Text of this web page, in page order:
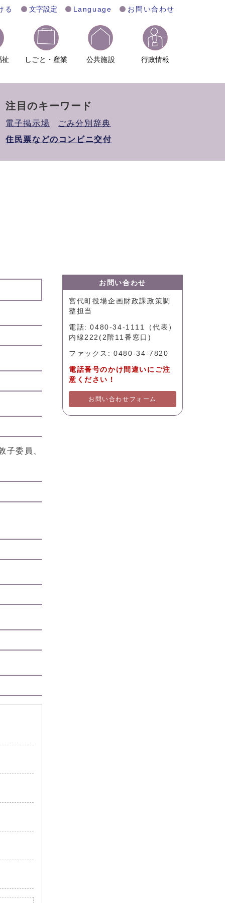
る 文字設定 Language お問い合わせ
祉 しごと・産業 公共施設 行政情報
注目のキーワード
電子掲示場
ごみ分別辞典
住民票などのコンビニ交付
子委員、
お問い合わせ
宮代町役場企画財政課政策調
整担当
電話: 0480-34-1111（代表）
内線222(2階11番窓口)
ファックス: 0480-34-7820
電話番号のかけ間違いにご注
意ください！
お問い合わせフォーム